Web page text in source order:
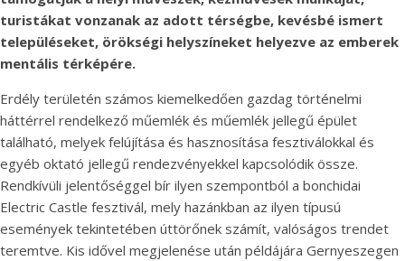
turistákat vonzanak az adott térségbe, kevésbé ismert
településeket, örökségi helyszíneket helyezve az emberek
mentális térképére.
Erdély területén számos kiemelkedően gazdag történelmi
háttérrel rendelkező műemlék és műemlék jellegű épület
található, melyek felújítása és hasznosítása fesztiválokkal és
egyéb oktató jellegű rendezvényekkel kapcsolódik össze.
Rendkívüli jelentőséggel bír ilyen szempontból a bonchidai
Electric Castle fesztivál, mely hazánkban az ilyen típusú
események tekintetében úttörőnek számít, valóságos trendet
teremtve. Kis idővel megjelenése után példájára Gernyeszegen